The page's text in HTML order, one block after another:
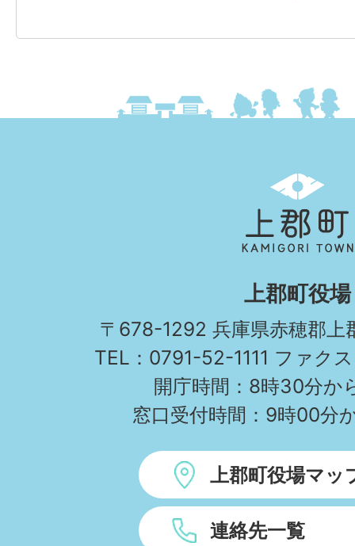
郡
町
KAMIGORI
TOWN
上郡町役場
〒678-1292 兵庫県赤穂郡上
TEL：0791-52-1111 ファク
開庁時間：8時30分か
窓口受付時間：9時00分
上郡町役場マッ
連絡先一覧